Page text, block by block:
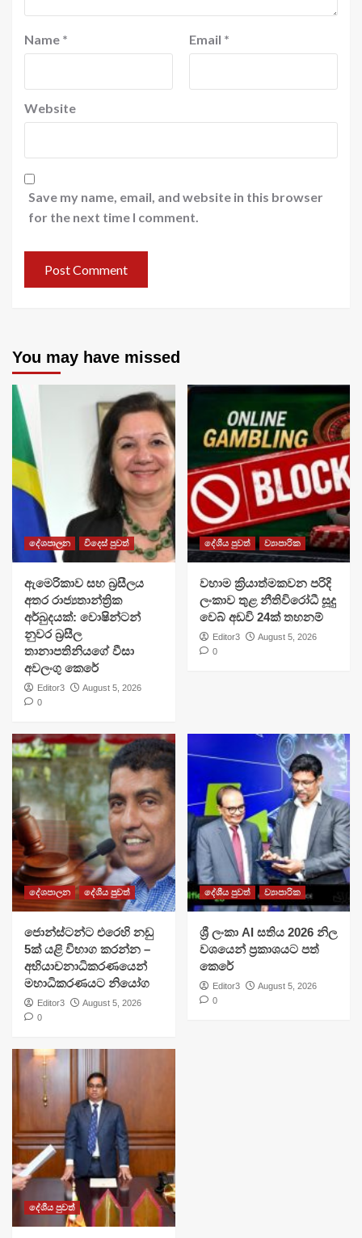
Name * Email *
Website
Save my name, email, and website in this browser
for the next time I comment.
You may have missed
දේශපාලන විදෙස් පුවත්
ඇමෙරිකාව සහ බ්‍රසීලය
අතර රාජ්‍යතාන්ත්‍රික
අර්බුදයක්: වොෂින්ටන්
නුවර බ්‍රසීල
තානාපතිනියගේ වීසා
අවලංගු කෙරේ
Editor3
August 5, 2026
0
දේශීය පුවත් ව්‍යාපාරික
වහාම ක්‍රියාත්මකවන පරිදි
ලංකාව තුළ නීතිවිරෝධී සූදු
වෙබ් අඩවි 24ක් තහනම්
Editor3
August 5, 2026
0
දේශපාලන දේශීය පුවත්
ජොන්ස්ටන්ට එරෙහි නඩු
5ක් යළි විභාග කරන්න –
අභියාචනාධිකරණයෙන්
මහාධිකරණයට නියෝග
Editor3
August 5, 2026
0
දේශීය පුවත් ව්‍යාපාරික
ශ්‍රී ලංකා AI සතිය 2026 නිල
වශයෙන් ප්‍රකාශයට පත්
කෙරේ
Editor3
August 5, 2026
0
දේශීය පුවත්